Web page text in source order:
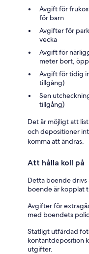
Avgift för
för barn
Avgifter för
vecka
Avgift för
meter bort,
Avgift för tidig
tillgång)
Sen
tillgång)
Det är möjligt att
och depositioner
komma att ändras.
Att hålla koll på
Detta boende
boende är kopplat
Avgifter för
med boendets
Statligt utfärdad
kontantdeposition
utgifter.